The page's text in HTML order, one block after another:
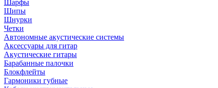
Шарфы
Шипы
Шнурки
Четки
Автономные акустические системы
Аксессуары для гитар
Акустические гитары
Барабанные палочки
Блокфлейты
Гармоники губные